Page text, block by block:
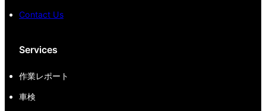
Contact Us
Services
作業レポート
車検